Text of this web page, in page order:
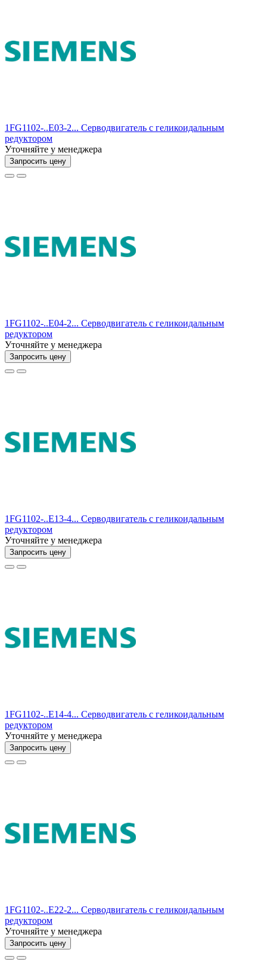
1FG1102-..E03-2... Серводвигатель с геликоидальным
редуктором
Уточняйте у менеджера
Запросить цену
1FG1102-..E04-2... Серводвигатель с геликоидальным
редуктором
Уточняйте у менеджера
Запросить цену
1FG1102-..E13-4... Серводвигатель с геликоидальным
редуктором
Уточняйте у менеджера
Запросить цену
1FG1102-..E14-4... Серводвигатель с геликоидальным
редуктором
Уточняйте у менеджера
Запросить цену
1FG1102-..E22-2... Серводвигатель с геликоидальным
редуктором
Уточняйте у менеджера
Запросить цену